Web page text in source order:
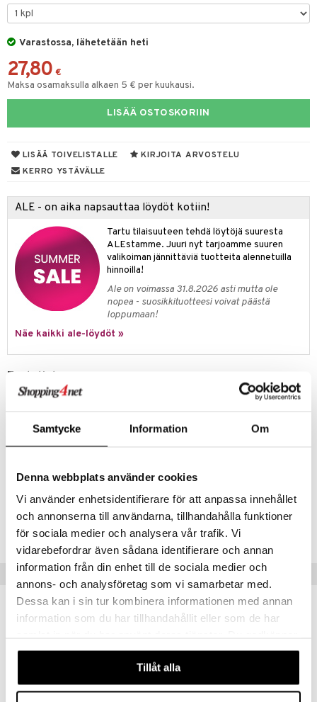
Samtycke Information Om
Denna webbplats använder cookies
Vi använder enhetsidentifierare för att anpassa innehållet
och annonserna till användarna, tillhandahålla funktioner
för sociala medier och analysera vår trafik. Vi
vidarebefordrar även sådana identifierare och annan
information från din enhet till de sociala medier och
annons- och analysföretag som vi samarbetar med.
Dessa kan i sin tur kombinera informationen med annan
information som du har tillhandahållit eller som de har
våra cookies vid fortsatt användande av vår webbplats.
Tillåt alla
Varastossa, lähetetään heti
27,80 €
Maksa osamaksulla alkaen 5 € per kuukausi.
LISÄÄ OSTOSKORIIN
LISÄÄ TOIVELISTALLE
KIRJOITA ARVOSTELU
KERRO YSTÄVÄLLE
ALE - on aika napsauttaa löydöt kotiin!
Tartu tilaisuuteen tehdä löytöjä suuresta
ALEstamme. Juuri nyt tarjoamme suuren
valikoiman jännittäviä tuotteita alennetuilla
hinnoilla!
Ale on voimassa 31.8.2026 asti mutta ole
nopea - suosikkituotteesi voivat päästä
loppumaan!
Näe kaikki ale-löydöt »
Tuotetieto
Lyngby Porslinin Rhombe Color-sarjan kaunis lautanen hiekan värisenä.
ja sai alkunsa jo 1961. Yhdistele kaunista posliinia keskenään ja luot
ihastuttavan leikkisän kattauksen.
Väri: Hiekka
Tuotenumero
IBA70-27-XX
Vinkkejä sinulle
Siivous
Leivontavuoat
sisustus
tarvikkeita
tekstiilit
koristelu
säilytys
tekstiilit
& Koukut
& Korit
& Hyllyt
tekstiilit
tekstiilit
& Tyynyliinat
& Peitot
hyönteissuoja
& Lyhdyt